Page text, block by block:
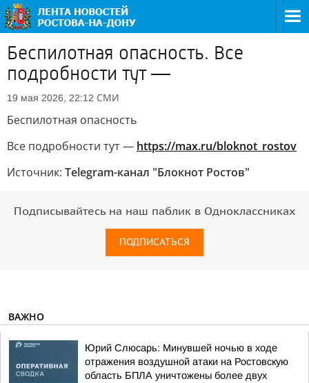
Беспилотная опасность. Все
подробности тут —
19 мая 2026, 22:12 СМИ
Беспилотная опасность
Все подробности тут — https://max.ru/bloknot_rostov
Источник: Telegram-канал "Блокнот Ростов"
Подписывайтесь на наш паблик в Одноклассниках
ПОДПИСАТЬСЯ
ВАЖНО
Юрий Слюсарь: Минувшей ночью в ходе
отражения воздушной атаки на Ростовскую
область БПЛА уничтожены более двух